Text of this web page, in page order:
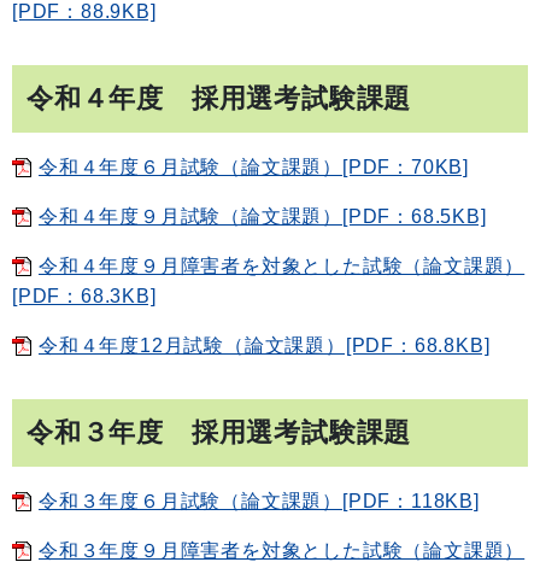
[PDF：88.9KB]
令和４年度 採用選考試験課題
令和４年度６月試験（論文課題）[PDF：70KB]
令和４年度９月試験（論文課題）[PDF：68.5KB]
令和４年度９月障害者を対象とした試験（論文課題）
[PDF：68.3KB]
令和４年度12月試験（論文課題）[PDF：68.8KB]
令和３年度 採用選考試験課題
令和３年度６月試験（論文課題）[PDF：118KB]
令和３年度９月障害者を対象とした試験（論文課題）